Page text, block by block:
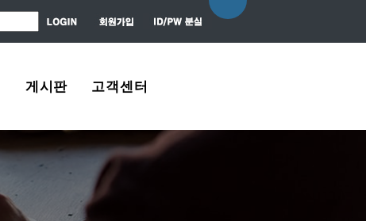
게시판
자유게시판
질문 / 대답
고객센터
About Us